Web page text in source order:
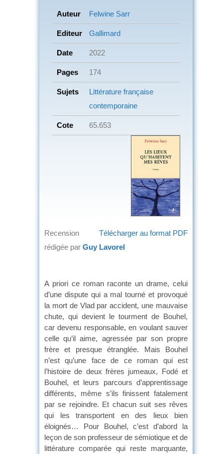
Auteur Felwine Sarr
Editeur Gallimard
Date 2022
Pages 174
Sujets
Littérature française
contemporaine
Cote 65.653
Télécharger au format PDF
Recension
rédigée par Guy Lavorel
A priori ce roman raconte un drame, celui
d’une dispute qui a mal tourné et provoqué
la mort de Vlad par accident, une mauvaise
chute, qui devient le tourment de Bouhel,
car devenu responsable, en voulant sauver
celle qu’il aime, agressée par son propre
frère et presque étranglée. Mais Bouhel
n’est qu’une face de ce roman qui est
l’histoire de deux frères jumeaux, Fodé et
Bouhel, et leurs parcours d’apprentissage
différents, même s’ils finissent fatalement
par se rejoindre. Et chacun suit ses rêves
qui les transportent en des lieux bien
éloignés… Pour Bouhel, c’est d’abord la
leçon de son professeur de sémiotique et de
littérature comparée qui reste marquante,